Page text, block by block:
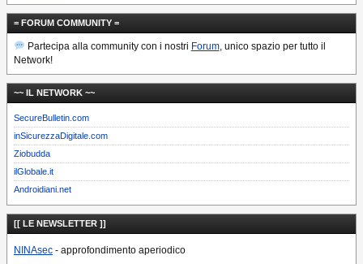
= FORUM COMMUNITY =
Partecipa alla community con i nostri Forum, unico spazio per tutto il
Network!
~~ IL NETWORK ~~
SecureBulletin.com
inSicurezzaDigitale.com
Ziobudda
ilGlobale.it
Androidiani.net
[[ LE NEWSLETTER ]]
NINAsec - approfondimento aperiodico